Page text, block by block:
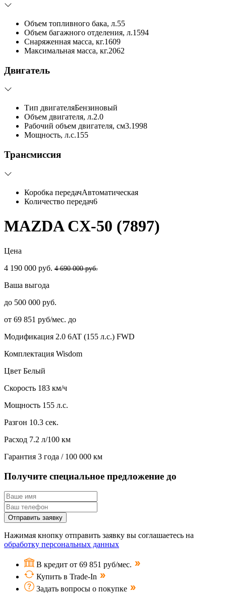
Объем топливного бака, л.55
Объем багажного отделения, л.1594
Снаряженная масса, кг.1609
Максимальная масса, кг.2062
Двигатель
Тип двигателяБензиновый
Объем двигателя, л.2.0
Рабочий объем двигателя, см3.1998
Мощность, л.с.155
Трансмиссия
Коробка передачАвтоматическая
Количество передач6
MAZDA CX-50 (7897)
Цена
4 190 000 руб. 4 690 000 руб.
Ваша выгода
до 500 000 руб.
от 69 851 руб/мес. до
Модификация 2.0 6AT (155 л.с.) FWD
Комплектация Wisdom
Цвет Белый
Скорость 183 км/ч
Мощность 155 л.с.
Разгон 10.3 сек.
Расход 7.2 л/100 км
Гарантия 3 года / 100 000 км
Получите специальное предложение до
Отправить заявку
Нажимая кнопку отправить заявку вы соглашаетесь на
обработку персональных данных
В кредит от 69 851 руб/мес.
Купить в Trade-In
Задать вопросы о покупке